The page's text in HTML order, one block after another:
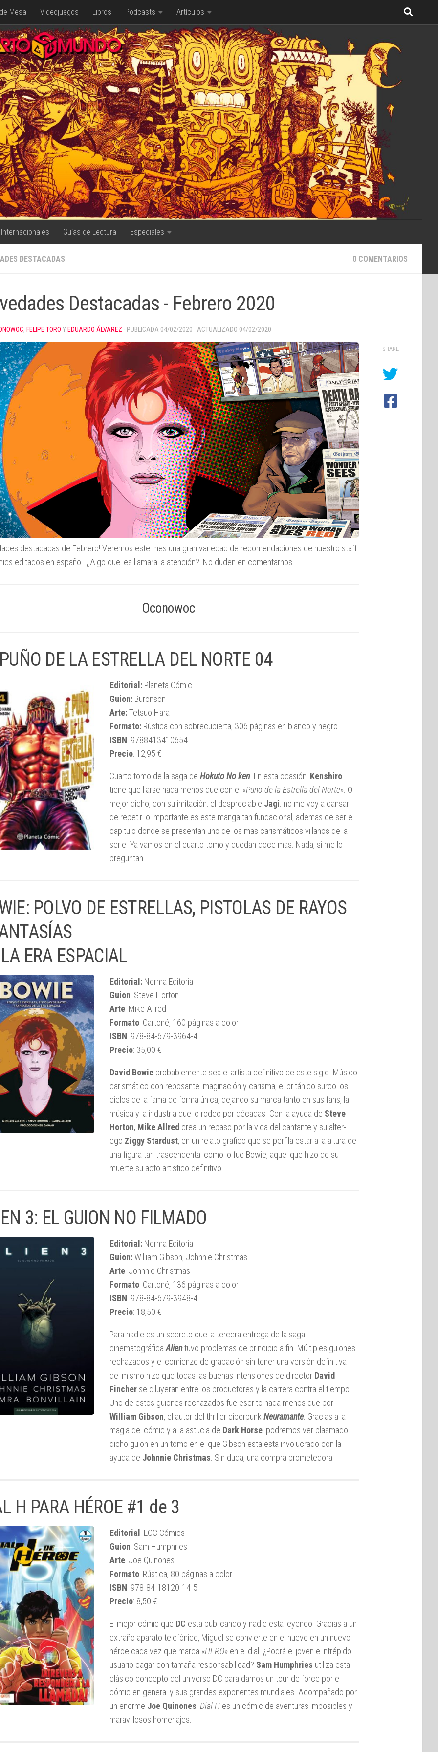
Mesa Videojuegos Libros Podcasts Artículos
Guías de Lectura Especiales
DESTACADAS 0 COMENTARIOS
Destacadas - Febrero 2020
, FELIPE TORO Y EDUARDO ÁLVAREZ · PUBLICADA 04/02/2020 · ACTUALIZADO 04/02/2020
destacadas de Febrero! Veremos este mes una gran variedad de recomendaciones de nuestro staff
editados en español. ¿Algo que les llamara la atención? ¡No duden en comentarnos!
Oconowoc
DE LA ESTRELLA DEL NORTE 04
Editorial: Planeta Cómic
Guion: Buronson
Arte:Tetsuo Hara
Formato: Rústica con sobrecubierta, 306 páginas en blanco y negro
ISBN: 9788413410654
Precio: 12,95 €
Cuarto tomo de la saga deHokuto No ken. En esta ocasión, Kenshiro
tiene que liarse nada menos que con el «Puño de la Estrella del Norte» . O
mejor dicho, con su imitación: el despreciable Jagi . no me voy a cansar
de repetir lo importante es este manga tan fundacional, ademas de ser el
capitulo donde se presentan uno de los mas carismáticos villanos de la
serie. Ya vamos en el cuarto tomo y quedan doce mas. Nada, si me lo
preguntan.
POLVO DE ESTRELLAS, PISTOLAS DE RAYOS
ERA ESPACIAL
Editorial: Norma Editorial
Guion: Steve Horton
Arte: Mike Allred
Formato: Cartoné, 160 páginas a color
ISBN: 978-84-679-3964-4
Precio: 35,00 €
David Bowie probablemente sea el artista definitivo de este siglo. Músico
carismático con rebosante imaginación y carisma, el británico surco los
cielos de la fama de forma única, dejando su marca tanto en sus fans, la
música y la industria que lo rodeo por décadas. Con la ayuda de Steve
Horton, Mike Allred crea un repaso por la vida del cantante y su alter-
ego Ziggy Stardust, en un relato grafico que se perfila estar a la altura de
una figura tan trascendental como lo fue Bowie, aquel que hizo de su
muerte su acto artistico definitivo.
3: EL GUION NO FILMADO
Editorial: Norma Editorial
Guion:William Gibson, Johnnie Christmas
Arte: Johnnie Christmas
Formato: Cartoné, 136 páginas a color
ISBN: 978-84-679-3948-4
Precio: 18,50 €
Para nadie es un secreto que la tercera entrega de la saga
cinematográficaAlientuvo problemas de principio a fin. Múltiples guiones
rechazados y el comienzo de grabación sin tener una versión definitiva
del mismo hizo que todas las buenas intensiones de director David
Fincher se diluyeran entre los productores y la carrera contra el tiempo.
Uno de estos guiones rechazados fue escrito nada menos que por
William Gibson, el autor del thriller ciberpunkNeuramante. Gracias a la
magia del cómic y a la astucia de Dark Horse, podremos ver plasmado
dicho guion en un tomo en el que Gibson esta esta involucrado con la
ayuda de Johnnie Christmas . Sin duda, una compra prometedora.
H PARA HÉROE #1 de 3
Editorial : ECC Cómics
Guion: Sam Humphries
Arte: Joe Quinones
Formato: Rústica, 80 páginas a color
ISBN: 978-84-18120-14-5
Precio: 8,50 €
El mejor cómic que DC esta publicando y nadie esta leyendo. Gracias a un
extraño aparato telefónico, Miguel se convierte en el nuevo en un nuevo
héroe cada vez que marca «HERO» en el dial. ¿Podrá el joven e intrépido
usuario cagar con tamaña responsabilidad? Sam Humphries utiliza esta
clásico concepto del universo DC para darnos un tour de force por el
cómic en general y sus grandes exponentes mundiales. Acompañado por
un enorme Joe Quinones,Dial H es un cómic de aventuras imposibles y
maravillosos homenajes.
SHARE